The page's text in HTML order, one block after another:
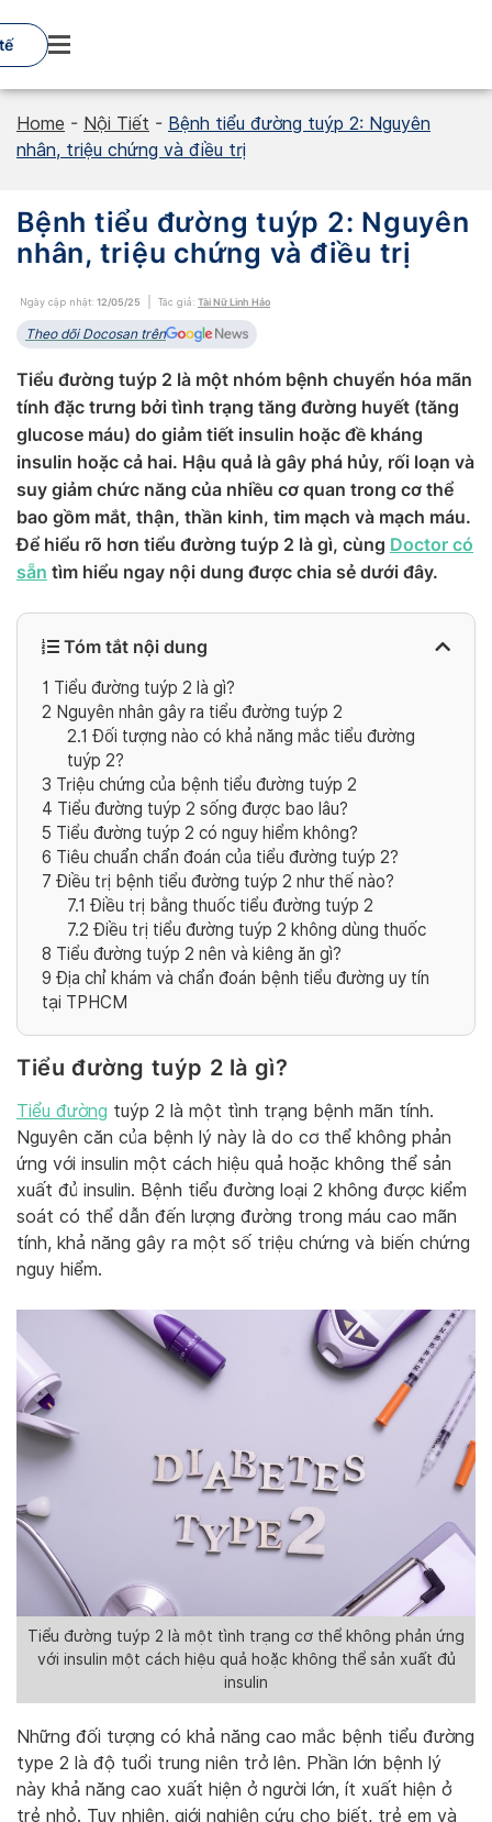
to
content
Home - Nội Tiết - Bệnh tiểu đường tuýp 2: Nguyên
nhân, triệu chứng và điều trị
Bệnh tiểu đường tuýp 2: Nguyên
nhân, triệu chứng và điều trị
Ngày cập nhật: 12/05/25 Tác giả: Tài Nữ Linh Hảo
Theo dõi Docosan trên
Tiểu đường tuýp 2 là một nhóm bệnh chuyển hóa mãn
tính đặc trưng bởi tình trạng tăng đường huyết (tăng
glucose máu) do giảm tiết insulin hoặc đề kháng
insulin hoặc cả hai. Hậu quả là gây phá hủy, rối loạn và
suy giảm chức năng của nhiều cơ quan trong cơ thể
bao gồm mắt, thận, thần kinh, tim mạch và mạch máu.
Để hiểu rõ hơn tiểu đường tuýp 2 là gì, cùng Doctor có
sẵn tìm hiểu ngay nội dung được chia sẻ dưới đây.
Tóm tắt nội dung
1 Tiểu đường tuýp 2 là gì?
2 Nguyên nhân gây ra tiểu đường tuýp 2
2.1 Đối tượng nào có khả năng mắc tiểu đường
tuýp 2?
3 Triệu chứng của bệnh tiểu đường tuýp 2
4 Tiểu đường tuýp 2 sống được bao lâu?
5 Tiểu đường tuýp 2 có nguy hiểm không?
6 Tiêu chuẩn chẩn đoán của tiểu đường tuýp 2?
7 Điều trị bệnh tiểu đường tuýp 2 như thế nào?
7.1 Điều trị bằng thuốc tiểu đường tuýp 2
7.2 Điều trị tiểu đường tuýp 2 không dùng thuốc
8 Tiểu đường tuýp 2 nên và kiêng ăn gì?
9 Địa chỉ khám và chẩn đoán bệnh tiểu đường uy tín
tại TPHCM
Tiểu đường tuýp 2 là gì?
Tiểu đường tuýp 2 là một tình trạng bệnh mãn tính.
Nguyên căn của bệnh lý này là do cơ thể không phản
ứng với insulin một cách hiệu quả hoặc không thể sản
xuất đủ insulin. Bệnh tiểu đường loại 2 không được kiểm
soát có thể dẫn đến lượng đường trong máu cao mãn
tính, khả năng gây ra một số triệu chứng và biến chứng
nguy hiểm.
Tiểu đường tuýp 2 là một tình trạng cơ thể không phản ứng
với insulin một cách hiệu quả hoặc không thể sản xuất đủ
insulin
Những đối tượng có khả năng cao mắc bệnh tiểu đường
type 2 là độ tuổi trung niên trở lên. Phần lớn bệnh lý
này khả năng cao xuất hiện ở người lớn, ít xuất hiện ở
trẻ nhỏ. Tuy nhiên, giới nghiên cứu cho biết, trẻ em và